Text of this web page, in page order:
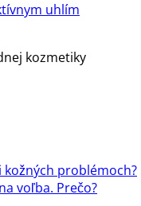
uhlím
kozmetiky
problémoch?
voľba. Prečo?